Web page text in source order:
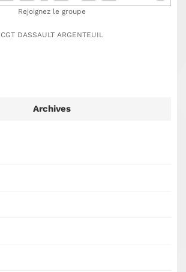
Rejoignez le groupe
CGT DASSAULT ARGENTEUIL
Archives